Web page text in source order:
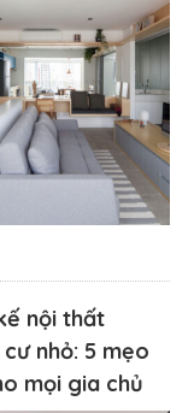
nội thất
nhỏ: 5 mẹo
mọi gia chủ